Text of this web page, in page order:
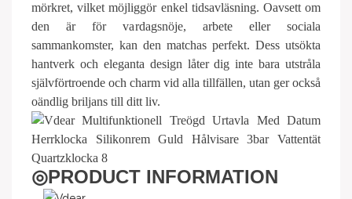
mörkret, vilket möjliggör enkel tidsavläsning. Oavsett om
den är för vardagsnöje, arbete eller sociala
sammankomster, kan den matchas perfekt. Dess utsökta
hantverk och eleganta design låter dig inte bara utstråla
självförtroende och charm vid alla tillfällen, utan ger också
oändlig briljans till ditt liv.
◎PRODUCT INFORMATION